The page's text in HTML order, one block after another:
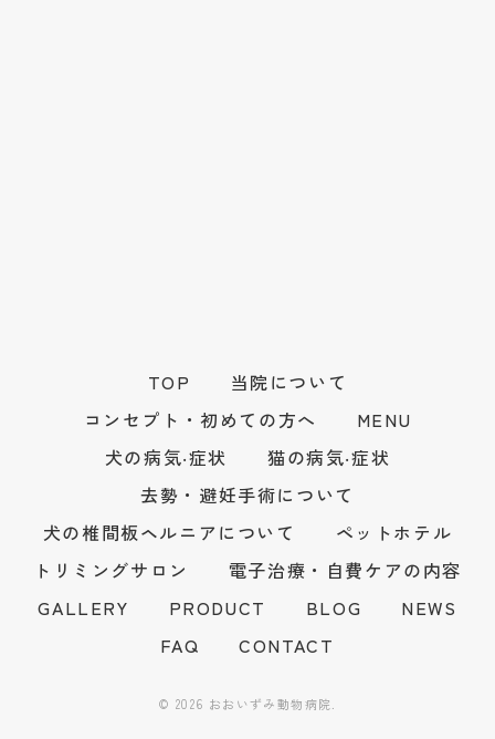
TOP
当院について
コンセプト・初めての方へ
MENU
犬の病気‧症状
猫の病気‧症状
去勢・避妊手術について
犬の椎間板ヘルニアについて
ペットホテル
トリミングサロン
電子治療・自費ケアの内容
GALLERY
PRODUCT BLOG
NEWS
FAQ
CONTACT
© 2026 おおいずみ動物病院.